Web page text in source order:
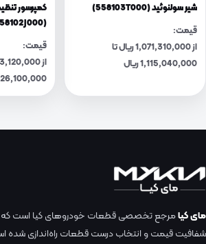
شیر سولنوئید (558103T000)
قیمت:
از 1,071,310,000 ریال تا
1,115,040,000 ریال
کمپرسور
(558102J000)
قیمت:
2,626,100,000
مای کیامرجع تخصصی قطعات خودروهای کیا است
شفافیت قیمت و انتخاب درست قطعات راه‌اندازی شده